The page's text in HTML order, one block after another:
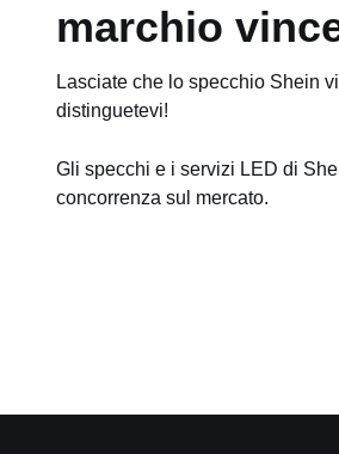
marchio
Lasciate che lo specchio Shein
distinguetevi!
Gli specchi e i servizi LED di
concorrenza sul mercato.